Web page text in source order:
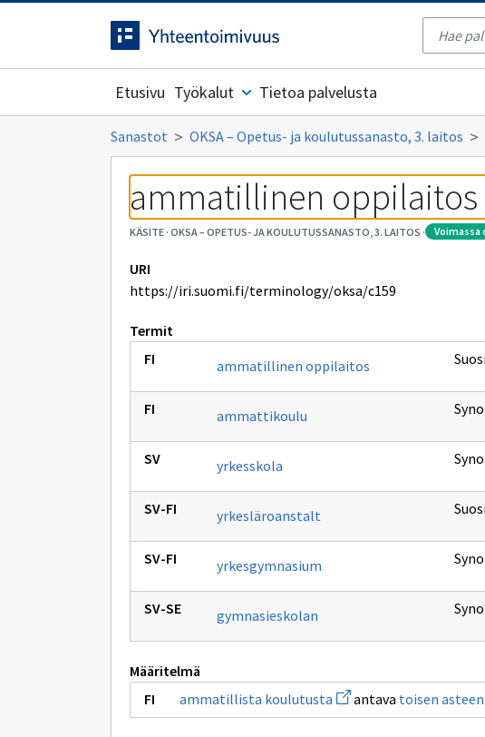
Siirrytty
Etusivu Työkalut Tietoa palvelusta
Sanastot OKSA – Opetus- ja koulutussanasto, 3. laitos
ammatillinen oppilaitos
KÄSITE· OKSA – OPETUS- JA KOULUTUSSANASTO, 3. LAITOS · voimassa
URI
https://iri.suomi.fi/terminology/oksa/c159
Termit
ammatillinen oppilaitos
ammattikoulu
yrkesskola
yrkesläroanstalt
yrkesgymnasium
gymnasieskolan
Määritelmä
ammatillista koulutusta Avaa
uuden
ikkunan
antava toisen